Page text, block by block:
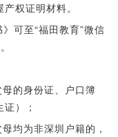
权证明材料。
可至“福田教育”微信
的身份证、户口簿
）；
均为非深圳户籍的，